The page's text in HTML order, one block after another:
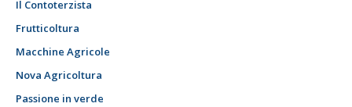
Il Contoterzista
Frutticoltura
Macchine Agricole
Nova Agricoltura
Passione in verde